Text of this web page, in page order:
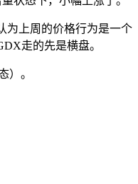
为上周的价格行为是一个
走的先是横盘。
）。